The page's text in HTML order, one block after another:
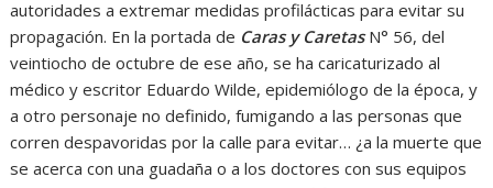
autoridades a extremar medidas profilácticas para evitar su
propagación. En la portada de Caras y CaretasN° 56, del
veintiocho de octubre de ese año, se ha caricaturizado al
médico y escritor Eduardo Wilde, epidemiólogo de la época, y
a otro personaje no definido, fumigando a las personas que
corren despavoridas por la calle para evitar… ¿a la muerte que
se acerca con una guadaña o a los doctores con sus equipos